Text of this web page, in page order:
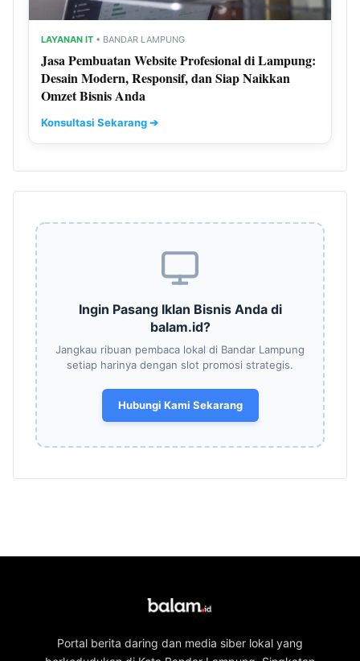
LAYANAN IT • BANDAR LAMPUNG
Jasa Pembuatan Website Profesional di Lampung:
Desain Modern, Responsif, dan Siap Naikkan
Omzet Bisnis Anda
Konsultasi Sekarang ➔
Ingin Pasang Iklan Bisnis Anda di
balam.id?
Jangkau ribuan pembaca lokal di Bandar Lampung
setiap harinya dengan slot promosi strategis.
Hubungi Kami Sekarang
Portal berita daring dan media siber lokal yang